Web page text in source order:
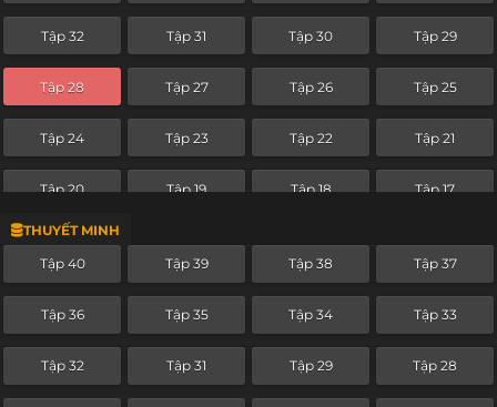
Tập 32 Tập 31 Tập 30 Tập 29
Tập 28 Tập 27 Tập 26 Tập 25
Tập 24 Tập 23 Tập 22 Tập 21
Tập 20 Tập 19 Tập 18 Tập 17
Tập 16
THUYẾT MINH
Tập 40 Tập 39 Tập 38 Tập 37
Tập 36 Tập 35 Tập 34 Tập 33
Tập 32 Tập 31 Tập 29 Tập 28